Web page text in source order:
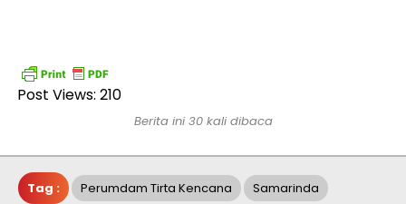
Post Views: 210
Berita ini 30 kali dibaca
Tag : Perumdam Tirta Kencana Samarinda